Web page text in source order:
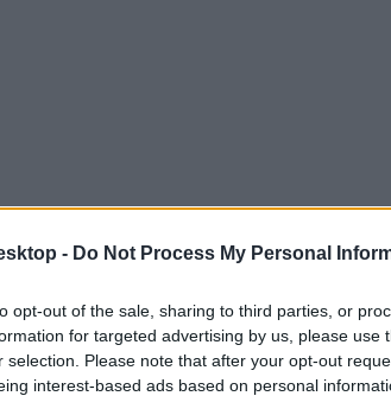
- Do Not Process My Personal
opt-out of the sale, sharing to third parties, or
for targeted advertising by us, please use
selection. Please note that after your opt-out
interest-based ads based on personal